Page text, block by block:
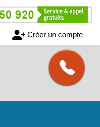
Créer un compte